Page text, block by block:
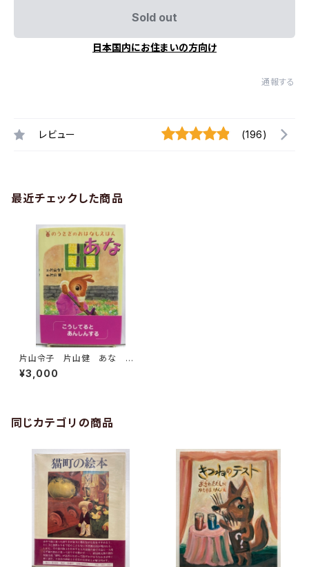
Sold out
日本国内にお住まいの方向け
通報する
レビュー (196)
最近チェックした商品
片山令子 片山健 あな 絵
入りサイン 2005年 初版
帯 ビリケン出版
¥3,000
同じカテゴリの商品